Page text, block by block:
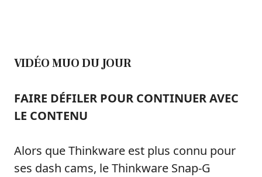
VIDÉO MUO DU JOUR
FAIRE DÉFILER POUR CONTINUER AVEC
LE CONTENU
Alors que Thinkware est plus connu pour
ses dash cams, le Thinkware Snap-G